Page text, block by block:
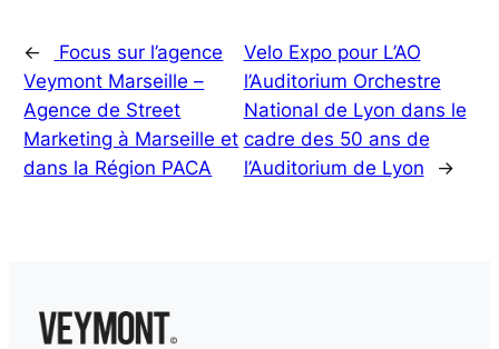
←
Focus sur l’agence
Veymont Marseille –
Agence de Street
Marketing à Marseille et
dans la Région PACA
Velo Expo pour L’AO
l’Auditorium Orchestre
National de Lyon dans le
cadre des 50 ans de
l’Auditorium de Lyon
→